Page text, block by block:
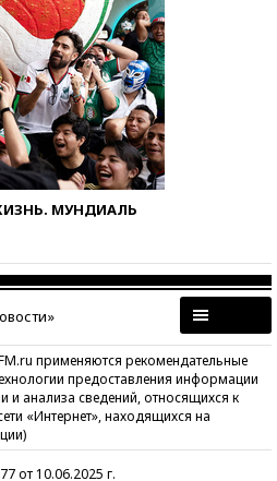
МУНДИАЛЬ
применяются рекомендательные
предоставления информации
и анализа сведений, относящихся к
«Интернет», находящихся на
от 10.06.2025 г.